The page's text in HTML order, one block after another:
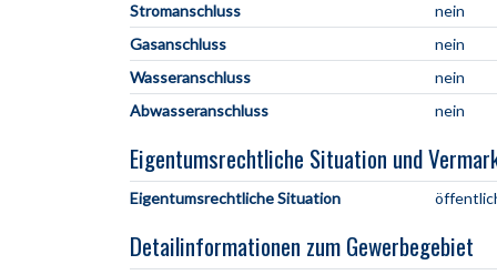
Stromanschluss
nein
Gasanschluss
nein
Wasseranschluss
nein
Abwasseranschluss
nein
Eigentumsrechtliche Situation und
Eigentumsrechtliche Situation
Detailinformationen zum Gewerbegebiet